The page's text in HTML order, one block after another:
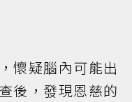
懷疑腦內可能出
後，發現恩慈的